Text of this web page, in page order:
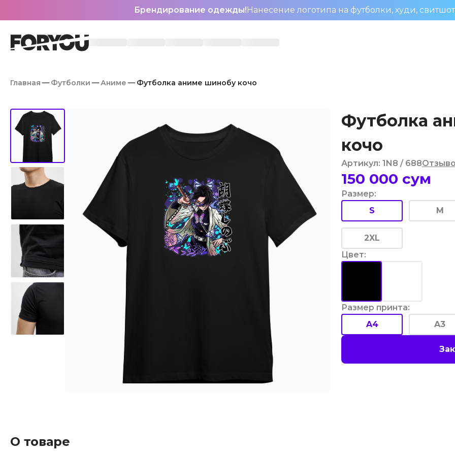
Брендирование одежды!Нанесение логотипа на футболки, худи,
Главная Футболки Аниме Футболка аниме шинобу кочо
Футболка
кочо
Артикул: 1N8 / 688
150 000 сум
Размер:
S
M
2XL
Цвет:
Размер принта:
A4
A3
О товаре